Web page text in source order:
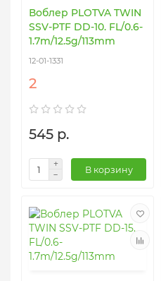
Воблер PLOTVA TWIN
SSV-PTF DD-10. FL/0.6-
1.7m/12.5g/113mm
12-01-1331
2
545 р.
В корзину